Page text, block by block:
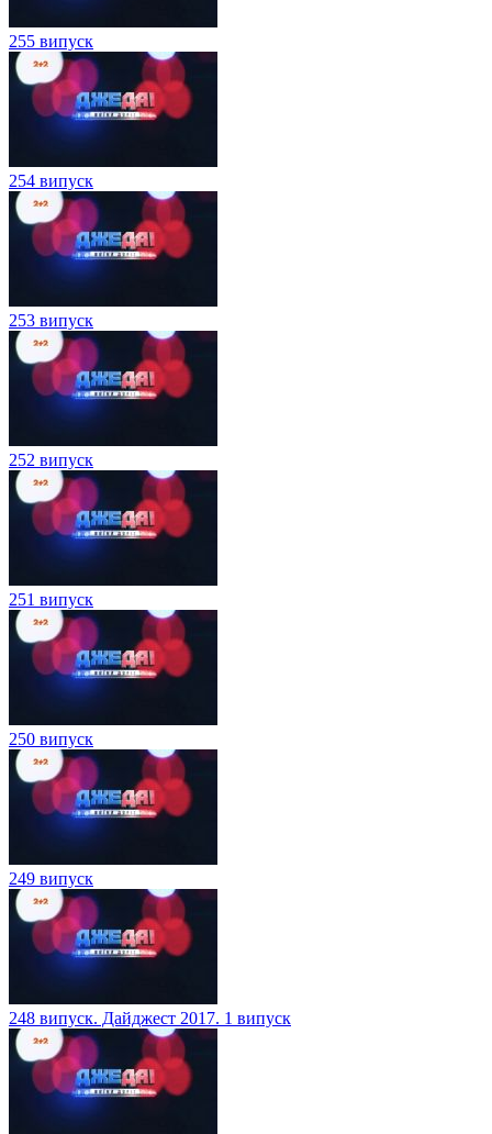
255 випуск
254 випуск
253 випуск
252 випуск
251 випуск
250 випуск
249 випуск
248 випуск. Дайджест 2017. 1 випуск